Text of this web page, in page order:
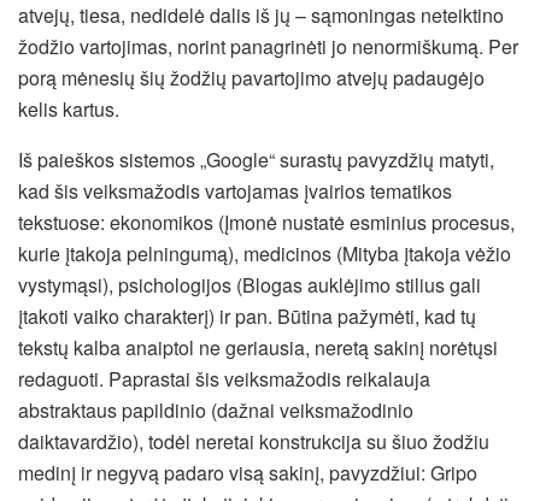
atvejų, tiesa, nedidelė dalis iš jų – sąmoningas neteiktino
žodžio vartojimas, norint panagrinėti jo nenormiškumą. Per
porą mėnesių šių žodžių pavartojimo atvejų padaugėjo
kelis kartus.
Iš paieškos sistemos „Google“ surastų pavyzdžių matyti,
kad šis veiksmažodis vartojamas įvairios tematikos
tekstuose: ekonomikos (Įmonė nustatė esminius procesus,
kurie įtakoja pelningumą), medicinos (Mityba įtakoja vėžio
vystymąsi), psichologijos (Blogas auklėjimo stilius gali
įtakoti vaiko charakterį) ir pan. Būtina pažymėti, kad tų
tekstų kalba anaiptol ne geriausia, neretą sakinį norėtųsi
redaguoti. Paprastai šis veiksmažodis reikalauja
abstraktaus papildinio (dažnai veiksmažodinio
daiktavardžio), todėl neretai konstrukcija su šiuo žodžiu
medinį ir negyvą padaro visą sakinį, pavyzdžiui: Gripo